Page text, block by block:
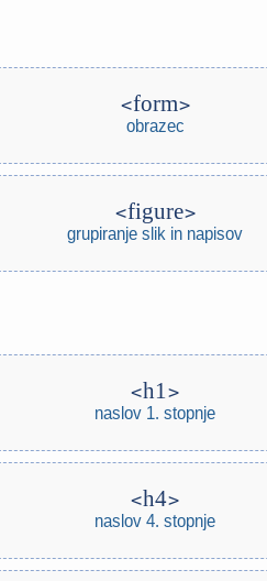
form
obrazec
figure
grupiranje slik in napisov
h1
naslov 1. stopnje
h4
naslov 4. stopnje